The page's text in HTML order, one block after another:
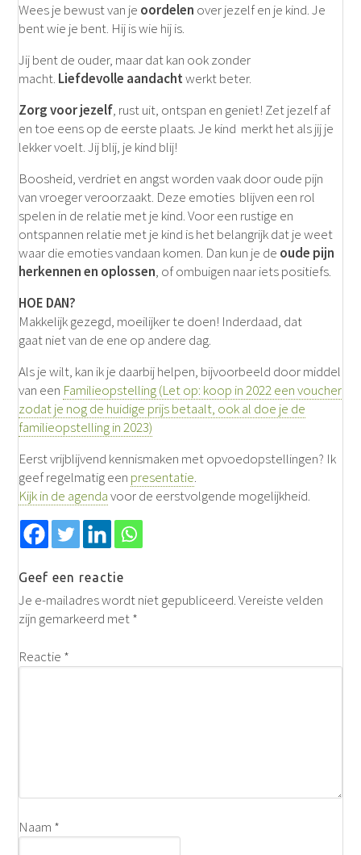
Wees je bewust van je oordelen over jezelf en je kind. Je
bent wie je bent. Hij is wie hij is.
Jij bent de ouder, maar dat kan ook zonder
macht. Liefdevolle aandachtwerkt beter.
Zorg voor jezelf, rust uit, ontspan en geniet! Zet jezelf af
en toe eens op de eerste plaats. Je kind merkt het als jij je
lekker voelt. Jij blij, je kind blij!
Boosheid, verdriet en angst worden vaak door oude pijn
van vroeger veroorzaakt. Deze emoties blijven een rol
spelen in de relatie met je kind. Voor een rustige en
ontspannen relatie met je kind is het belangrijk dat je weet
waar die emoties vandaan komen. Dan kun je de oude pijn
herkennen en oplossen, of ombuigen naar iets positiefs.
HOE DAN?
Makkelijk gezegd, moeilijker te doen! Inderdaad, dat
gaat niet van de ene op andere dag.
Als je wilt, kan ik je daarbij helpen, bijvoorbeeld door middel
van een Familieopstelling (Let op: koop in 2022 een voucher
zodat je nog de huidige prijs betaalt, ook al doe je de
familieopstelling in 2023)
Eerst vrijblijvend kennismaken met opvoedopstellingen? Ik
geef regelmatig een presentatie.
Kijk in de agendavoor de eerstvolgende mogelijkheid.
Geef een reactie
Je e-mailadres wordt niet gepubliceerd.Vereiste velden
zijn gemarkeerd met*
Reactie *
Naam *